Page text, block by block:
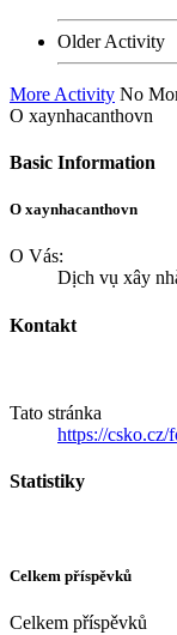
Older Activity
More Activity No
O xaynhacanthovn
Basic Information
O xaynhacanthovn
O Vás:
Dịch vụ xây
Kontakt
Tato stránka
https://csko.cz/
Statistiky
Celkem příspěvků
Celkem příspěvků